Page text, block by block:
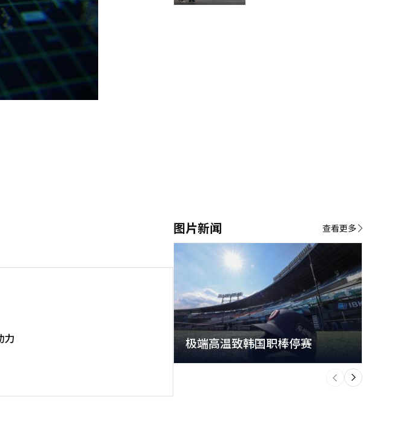
力
图片新闻
极端高温致韩国职棒停赛
下
一
个
查看更多